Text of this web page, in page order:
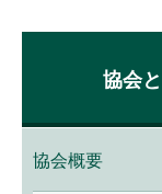
協会
協会概要